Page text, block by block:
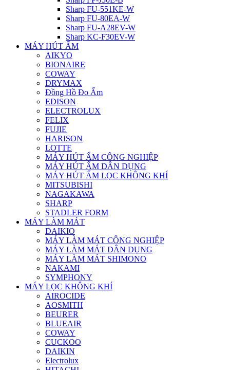
Sharp FU-551KE-W
Sharp FU-80EA-W
Sharp FU-A28EV-W
Sharp KC-F30EV-W
MÁY HÚT ẨM
AIKYO
BIONAIRE
COWAY
DRYMAX
Đồng Hồ Đo Ẩm
EDISON
ELECTROLUX
FELIX
FUJIE
HARISON
LOTTE
MÁY HÚT ẨM CÔNG NGHIỆP
MÁY HÚT ẨM DÂN DỤNG
MÁY HÚT ẨM LỌC KHÔNG KHÍ
MITSUBISHI
NAGAKAWA
SHARP
STADLER FORM
MÁY LÀM MÁT
DAIKIO
MÁY LÀM MÁT CÔNG NGHIỆP
MÁY LÀM MÁT DÂN DỤNG
MÁY LÀM MÁT SHIMONO
NAKAMI
SYMPHONY
MÁY LỌC KHÔNG KHÍ
AIROCIDE
AOSMITH
BEURER
BLUEAIR
COWAY
CUCKOO
DAIKIN
Electrolux